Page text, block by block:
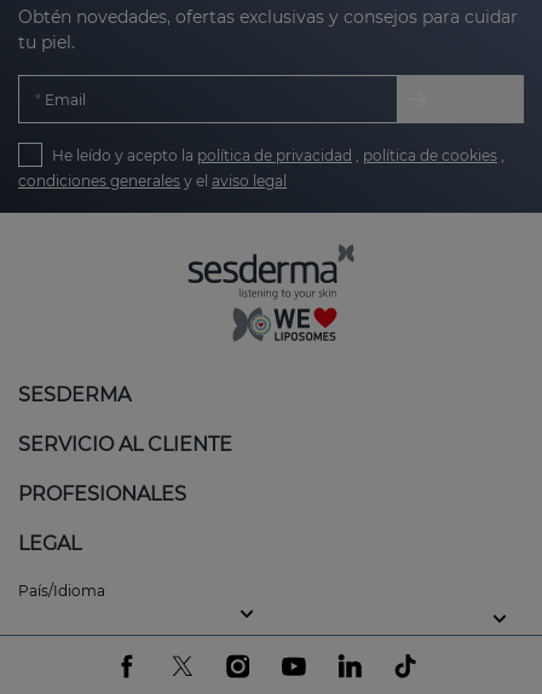
Obtén novedades, ofertas exclusivas y consejos para cuidar
tu piel.
Email
He leído y acepto la política de privacidad política de cookies
condiciones generales y el aviso legal
SESDERMA
SERVICIO AL CLIENTE
PROFESIONALES
LEGAL
País/Idioma